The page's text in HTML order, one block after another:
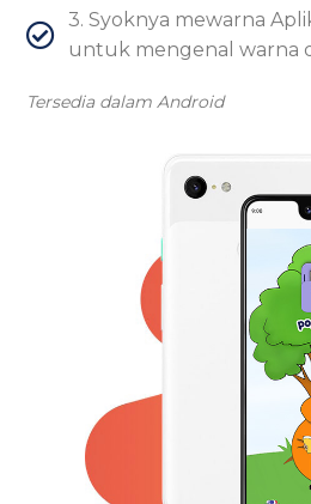
3. Syoknya mewarna
untuk mengenal warna
Tersedia dalam Android